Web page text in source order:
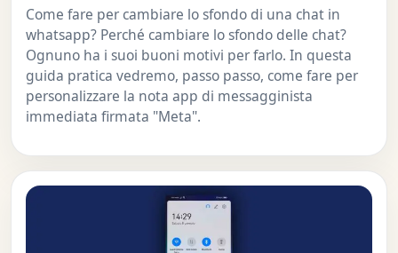
Come fare per cambiare lo sfondo di una chat in
whatsapp? Perché cambiare lo sfondo delle chat?
Ognuno ha i suoi buoni motivi per farlo. In questa
guida pratica vedremo, passo passo, come fare per
personalizzare la nota app di messagginista
immediata firmata "Meta".